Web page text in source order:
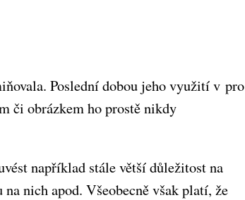
Poslední dobou jeho využití v pro
či obrázkem ho prostě nikdy
například stále větší důležitost na
nich apod. Všeobecně však platí, že